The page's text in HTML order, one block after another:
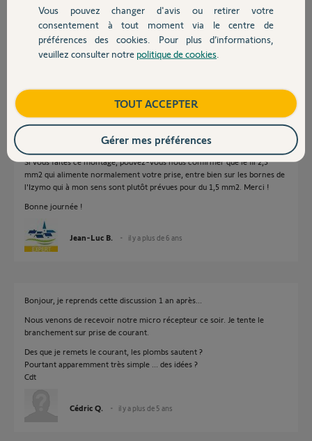
Devis avec un pro
Contact
La seule contrainte est de t'assurer qu'on ne risque pas d'utiliser la prise
pour brancher autre chose. Le module supporte 10A soit 2200W. Gare à
la femme de ménage avec l'aspirateur ou l'addo en retard avec le sèche
cheveux ;-) (Du vécu !!)
Si vous faîtes ce montage, pouvez-vous nous confirmer que le fil 2,5
mm2 qui alimente normalement votre prise, entre bien sur les bornes de
l'Izymo qui à mon sens sont plutôt prévues pour du 1,5 mm2. Merci !
Bonne journée !
Jean-Luc B. il y a plus de 6 ans
Bonjour, je reprends cette discussion 1 an après...
Nous venons de recevoir notre micro récepteur ce soir. Je tente le
branchement sur prise de courant.
Des que je remets le courant, les plombs sautent ?
Pourtant apparemment très simple ... des idées ?
Cdt
Cédric Q. il y a plus de 5 ans
Vous pouvez changer d'avis ou retirer votre
consentement à tout moment via le centre de
préférences des cookies. Pour plus d’informations,
veuillez consulter notre politique de cookies
TOUT ACCEPTER
Gérer mes préférences